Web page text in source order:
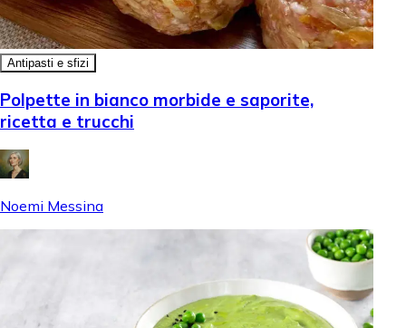
Antipasti e sfizi
Polpette in bianco morbide e saporite,
ricetta e trucchi
Noemi Messina